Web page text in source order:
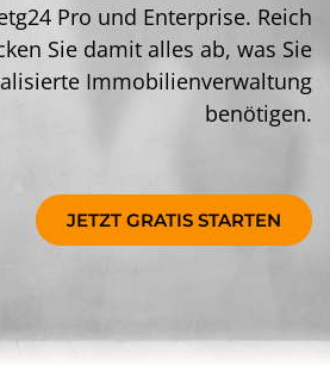
Pro und Enterprise. Reich
Sie damit alles ab, was Sie
Immobilienverwaltung
benötigen.
JETZT GRATIS STARTEN